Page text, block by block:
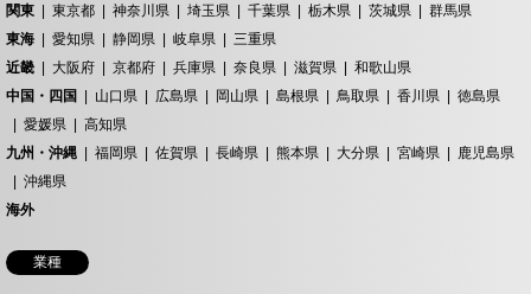
関東
東京都 神奈川県 埼玉県 千葉県 栃木県 茨城県
群馬県
東海
愛知県 静岡県 岐阜県
三重県
近畿
大阪府 京都府 兵庫県 奈良県 滋賀県
和歌山県
中国・四国
山口県 広島県 岡山県 島根県 鳥取県 香川県
徳島県
愛媛県
高知県
九州・沖縄
福岡県 佐賀県 長崎県 熊本県 大分県 宮崎県
鹿児島県
沖縄県
海外
業種